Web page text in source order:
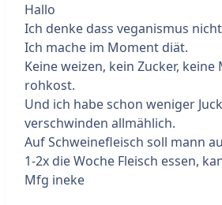
Hallo
Ich denke dass veganismus
Ich mache im Moment diät.
Keine weizen, kein Zucker,
rohkost.
Und ich habe schon weniger
verschwinden allmählich.
Auf Schweinefleisch soll mann
1-2x die Woche Fleisch essen,
Mfg ineke